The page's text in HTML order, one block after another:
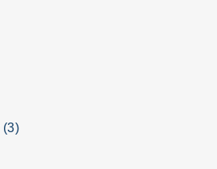
(3)